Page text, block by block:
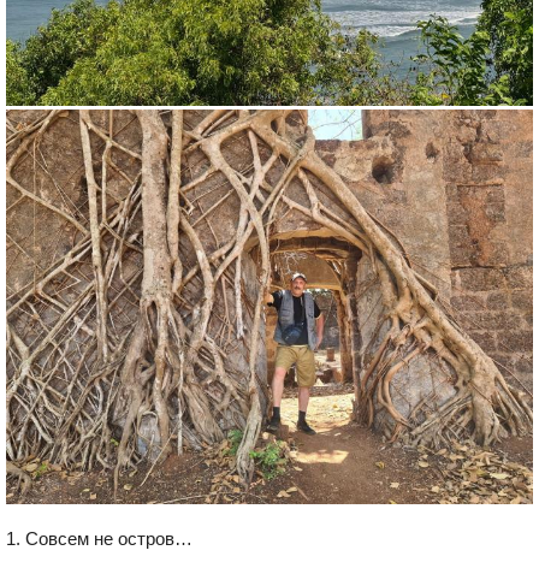
1. Совсем не остров…